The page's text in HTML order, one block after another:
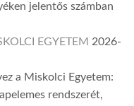
jelentős számban
EGYETEM 2026-
a Miskolci Egyetem:
rendszerét,